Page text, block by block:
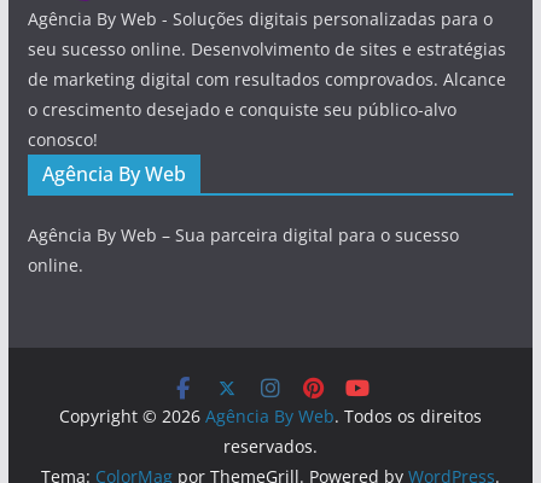
Agência By Web - Soluções digitais personalizadas para o
seu sucesso online. Desenvolvimento de sites e estratégias
de marketing digital com resultados comprovados. Alcance
o crescimento desejado e conquiste seu público-alvo
conosco!
Agência By Web
Agência By Web – Sua parceira digital para o sucesso
online.
Copyright © 2026 Agência By Web. Todos os direitos
reservados.
Tema: ColorMagpor ThemeGrill. Powered by WordPress.